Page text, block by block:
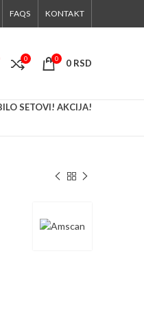
FAQS KONTAKT
0 0 0 RSD
SETOVI! AKCIJA!